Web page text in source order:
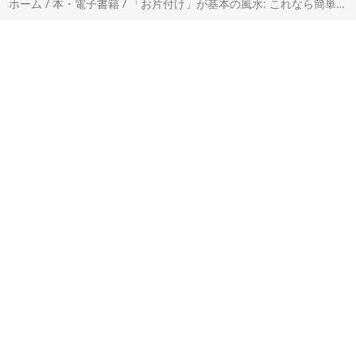
ホーム /本・電子書籍 / 「お片付け」が基本の風水: これなら簡単！すっきりキレイ！ 髙橋翠 (著)